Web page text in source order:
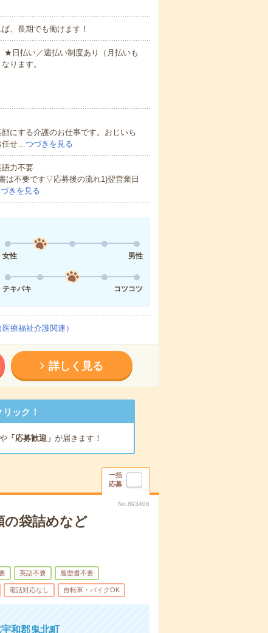
長期でも働けます！
日払い／週払い制度あり（月払いも
ります。
にする介護のお仕事です。おじいち
任せ…つづきを見る
力不要
不要です▽応募後の流れ1)翌営業日
きを見る
女性
男性
テキパキ
コツコツ
療福祉介護関連）
詳しく見る
ック！
や「応募歓迎」 が届きます！
一括
応募
No.893406
の袋詰めなど
英語不要 履歴書不要
電話対応なし 自転車・バイクOK
和郡鬼北町